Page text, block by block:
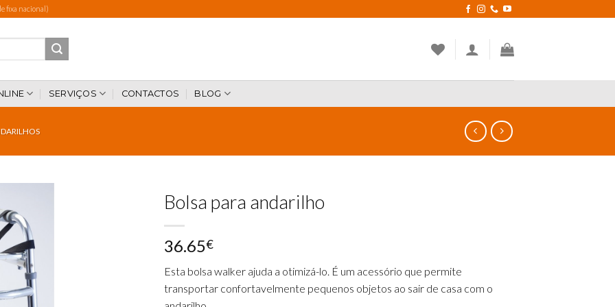
fixa nacional)
SERVIÇOS CONTACTOS BLOG
Bolsa para andarilho
36.65€
Esta bolsa walker ajuda a otimizá-lo. É um acessório que permite
transportar confortavelmente pequenos objetos ao sair de casa com o